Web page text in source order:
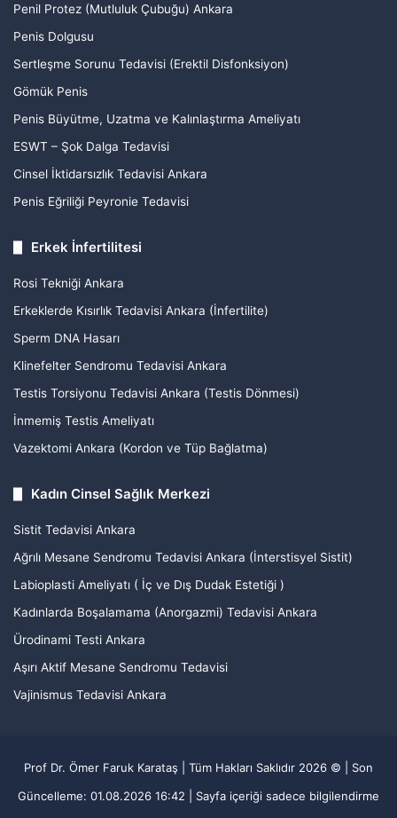
Penil Protez (Mutluluk Çubuğu) Ankara
Penis Dolgusu
Sertleşme Sorunu Tedavisi (Erektil Disfonksiyon)
Gömük Penis
Penis Büyütme, Uzatma ve Kalınlaştırma Ameliyatı
ESWT – Şok Dalga Tedavisi
Cinsel İktidarsızlık Tedavisi Ankara
Penis Eğriliği Peyronie Tedavisi
Erkek İnfertilitesi
Rosi Tekniği Ankara
Erkeklerde Kısırlık Tedavisi Ankara (İnfertilite)
Sperm DNA Hasarı
Klinefelter Sendromu Tedavisi Ankara
Testis Torsiyonu Tedavisi Ankara (Testis Dönmesi)
İnmemiş Testis Ameliyatı
Vazektomi Ankara (Kordon ve Tüp Bağlatma)
Kadın Cinsel Sağlık Merkezi
Sistit Tedavisi Ankara
Ağrılı Mesane Sendromu Tedavisi Ankara (İnterstisyel Sistit)
Labioplasti Ameliyatı ( İç ve Dış Dudak Estetiği )
Kadınlarda Boşalamama (Anorgazmi) Tedavisi Ankara
Ürodinami Testi Ankara
Aşırı Aktif Mesane Sendromu Tedavisi
Vajinismus Tedavisi Ankara
Prof Dr. Ömer Faruk Karataş | Tüm Hakları Saklıdır 2026 © | Son
Güncelleme: 01.08.2026 16:42 | Sayfa içeriği sadece bilgilendirme